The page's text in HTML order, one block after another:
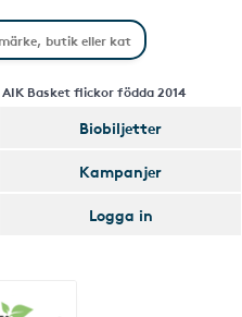
Basket flickor födda 2014
Biobiljetter
Kampanjer
Logga in